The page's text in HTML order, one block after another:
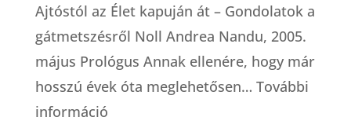
Ajtóstól az Élet kapuján át – Gondolatok a
gátmetszésről Noll Andrea Nandu, 2005.
május Prológus Annak ellenére, hogy már
hosszú évek óta meglehetősen… További
információ: